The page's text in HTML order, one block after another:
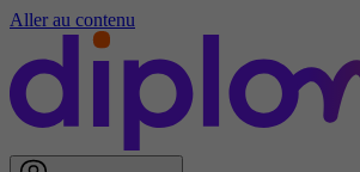
Aller au contenu